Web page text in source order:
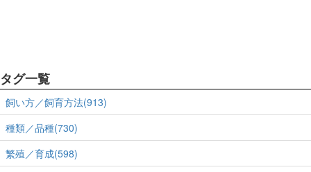
タグ一覧
飼い方／飼育方法(913)
種類／品種(730)
繁殖／育成(598)